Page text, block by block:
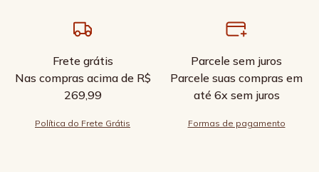
Frete grátis
Nas compras acima de R$
269,99
Política do Frete Grátis
Parcele sem juros
Parcele suas compras em
até 6x sem juros
Formas de pagamento